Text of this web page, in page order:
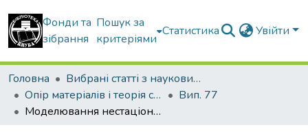
Фонди та
зібрання
Пошук за
критеріями
Статистика Увійти
Головна
Вибрані статті з наукових збірників КНУБА
Опір матеріалів і теорія споруд
Вип. 77
Моделювання нестаціонарних процесів пружнопластичного геометрично нелінійного деформування оболонок при імпульсних навантаженнях з високим рівнем енергії